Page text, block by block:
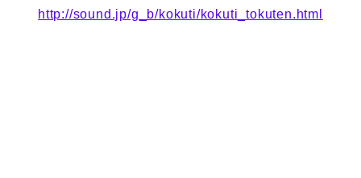
http://sound.jp/g_b/kokuti/kokuti_tokuten.html